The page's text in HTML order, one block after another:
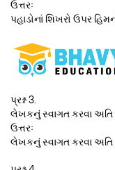
ઉત્તરઃ
પહાડોનાં શિખરો ઉપર
પ્રશ્ન 3.
લેખકનું સ્વાગત કરવા અતિ
ઉત્તરઃ
લેખકનું સ્વાગત કરવા અતિ